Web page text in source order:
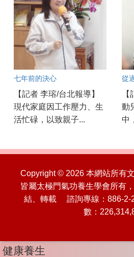
七年前的決心
【記者 李瑢/台北報導】
現代家庭因工作壓力、生
活忙碌，以致親子...
動
中
Copyright © 2026 本網站所有
皆屬太極門氣功養生學會所有
結、轉載 諮詢專線：886-
數：
健康養生